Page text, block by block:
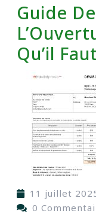
Guide
Qu’il
11 juillet
0